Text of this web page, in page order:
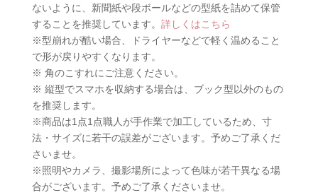
ないように、新聞紙や段ボールなどの型紙を詰めて保管
することを推奨しています。 詳しくはこちら
※型崩れが酷い場合、ドライヤーなどで軽く温めること
で形が戻りやすくなります。
※ 角のこすれにご注意ください。
※ 縦型でスマホを収納する場合は、ブック型以外のもの
を推奨します。
※商品は1点1点職人が手作業で加工しているため、寸
法・サイズに若干の誤差がございます。予めご了承くだ
さいませ。
※照明やカメラ、撮影場所によって色味が若干異なる場
合がございます。予めご了承くださいませ。